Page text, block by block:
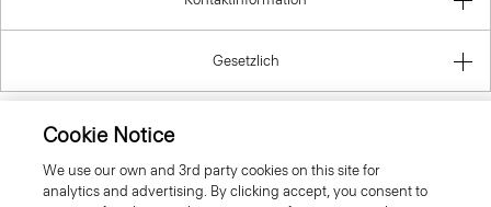
Gesetzlich
Germany
Cookie Notice
We use our own and 3rd party cookies on this site for
analytics and advertising. By clicking accept, you consent to